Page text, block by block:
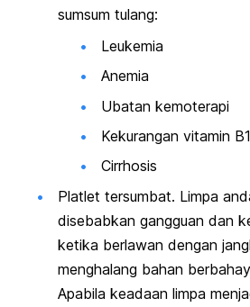
sumsum tulang:
Leukemia
Anemia
Ubatan kemoterapi
Kekurangan vitamin
Cirrhosis
Platlet tersumbat. Limpa
disebabkan gangguan dan
ketika berlawan dengan
menghalang bahan
Apabila keadaan limpa